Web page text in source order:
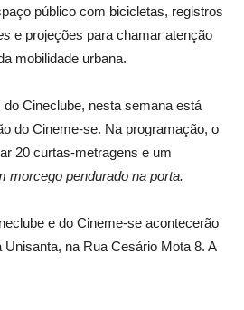
público com bicicletas, registros
e projeções para chamar atenção
mobilidade urbana.
Cineclube, nesta semana está
do Cineme-se. Na programação, o
20 curtas-metragens e um
morcego pendurado na porta.
e do Cineme-se acontecerão
Unisanta, na Rua Cesário Mota 8. A